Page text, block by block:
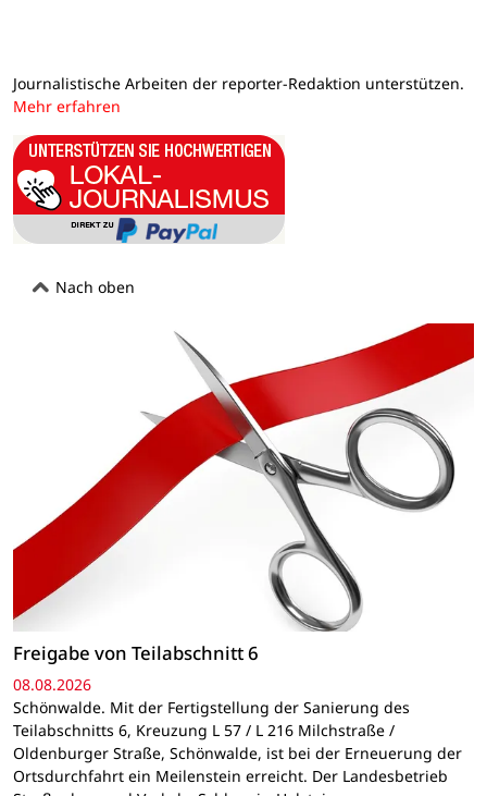
Journalistische Arbeiten der reporter-Redaktion unterstützen.
Mehr erfahren
Nach oben
Freigabe von Teilabschnitt 6
08.08.2026
Schönwalde. Mit der Fertigstellung der Sanierung des
Teilabschnitts 6, Kreuzung L 57 / L 216 Milchstraße /
Oldenburger Straße, Schönwalde, ist bei der Erneuerung der
Ortsdurchfahrt ein Meilenstein erreicht. Der Landesbetrieb